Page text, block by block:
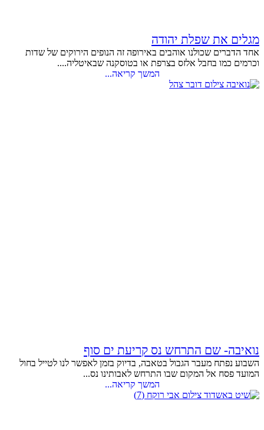
מגלים את שפלת יהודה
אחד הדברים שכולנו אוהבים באירופה זה הנופים הירוקים של שדות
וכרמים כמו בחבל אלזס בצרפת או בטוסקנה שבאיטליה....
המשך קריאה...
נואיבה- שם התרחש נס קריעת ים סוף
השבוע נפתח מעבר הגבול בטאבה, בדיוק בזמן לאפשר לנו לטייל בחול
המועד פסח אל המקום שבו התרחש לאבותינו נס...
המשך קריאה...